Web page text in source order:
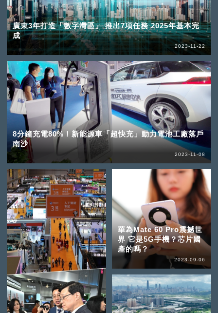
廣東3年打造「數字灣區」 推出7項任務 2025年基本完
成
2023-11-22
8分鐘充電80%！新能源車「超快充」動力電池工廠落戶
南沙
2023-11-08
華為Mate 60 Pro震撼世
界 它是5G手機？芯片國
產的嗎？
2023-09-06